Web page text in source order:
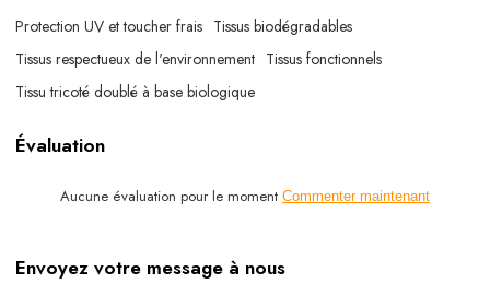
Protection UV et toucher frais Tissus biodégradables
Tissus respectueux de l'environnement Tissus fonctionnels
Tissu tricoté doublé à base biologique
Évaluation
Aucune évaluation pour le moment Commenter maintenant
Envoyez votre message à nous